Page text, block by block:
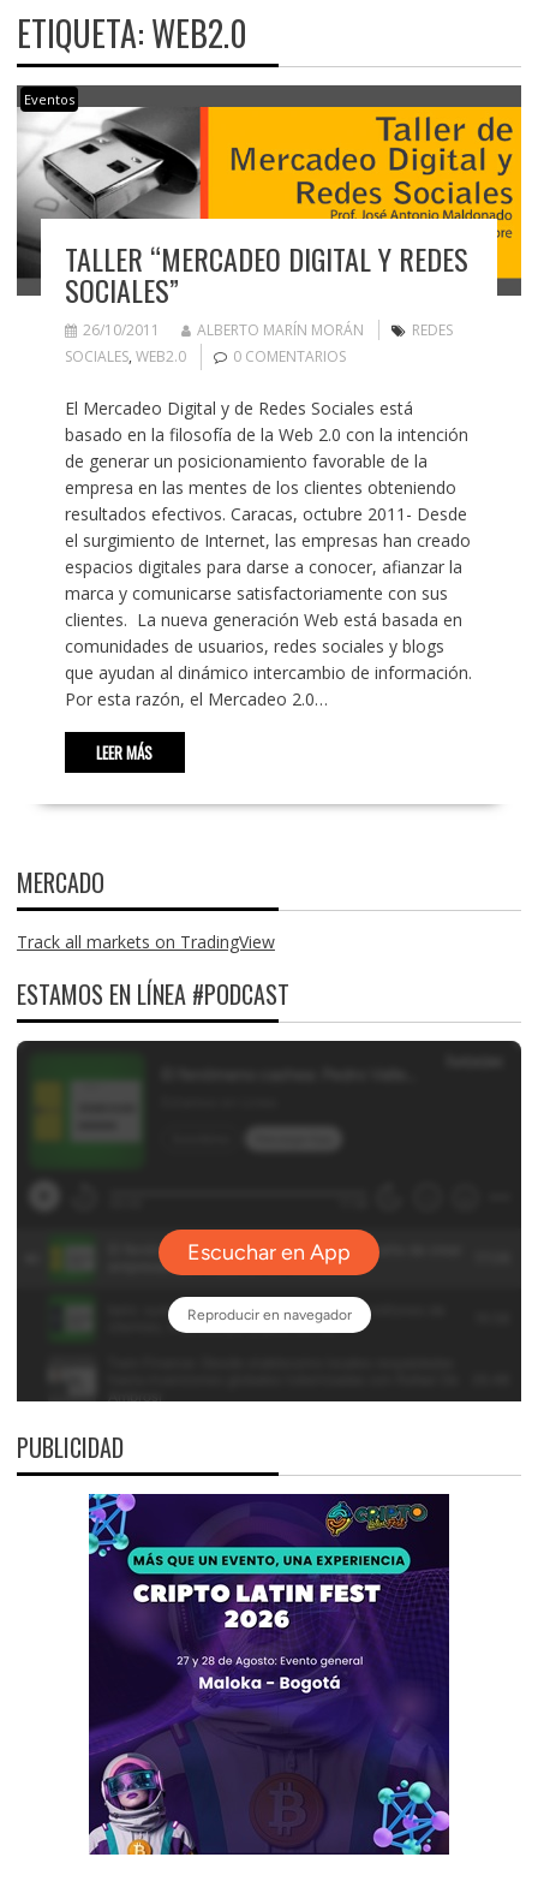
ETIQUETA:WEB2.0
Eventos
TALLER “MERCADEO DIGITAL Y REDES
SOCIALES”
26/10/2011 ALBERTO MARÍN MORÁN
REDES
SOCIALES, WEB2.0 0 COMENTARIOS
El Mercadeo Digital y de Redes Sociales está
basado en la filosofía de la Web 2.0 con la intención
de generar un posicionamiento favorable de la
empresa en las mentes de los clientes obteniendo
resultados efectivos. Caracas, octubre 2011- Desde
el surgimiento de Internet, las empresas han creado
espacios digitales para darse a conocer, afianzar la
marca y comunicarse satisfactoriamente con sus
clientes. La nueva generación Web está basada en
comunidades de usuarios, redes sociales y blogs
que ayudan al dinámico intercambio de información.
Por esta razón, el Mercadeo 2.0…
LEER MÁS
MERCADO
Track all markets on TradingView
ESTAMOS EN LÍNEA #PODCAST
PUBLICIDAD